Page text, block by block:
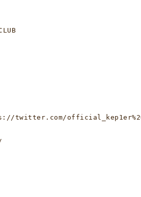
twitter.com/